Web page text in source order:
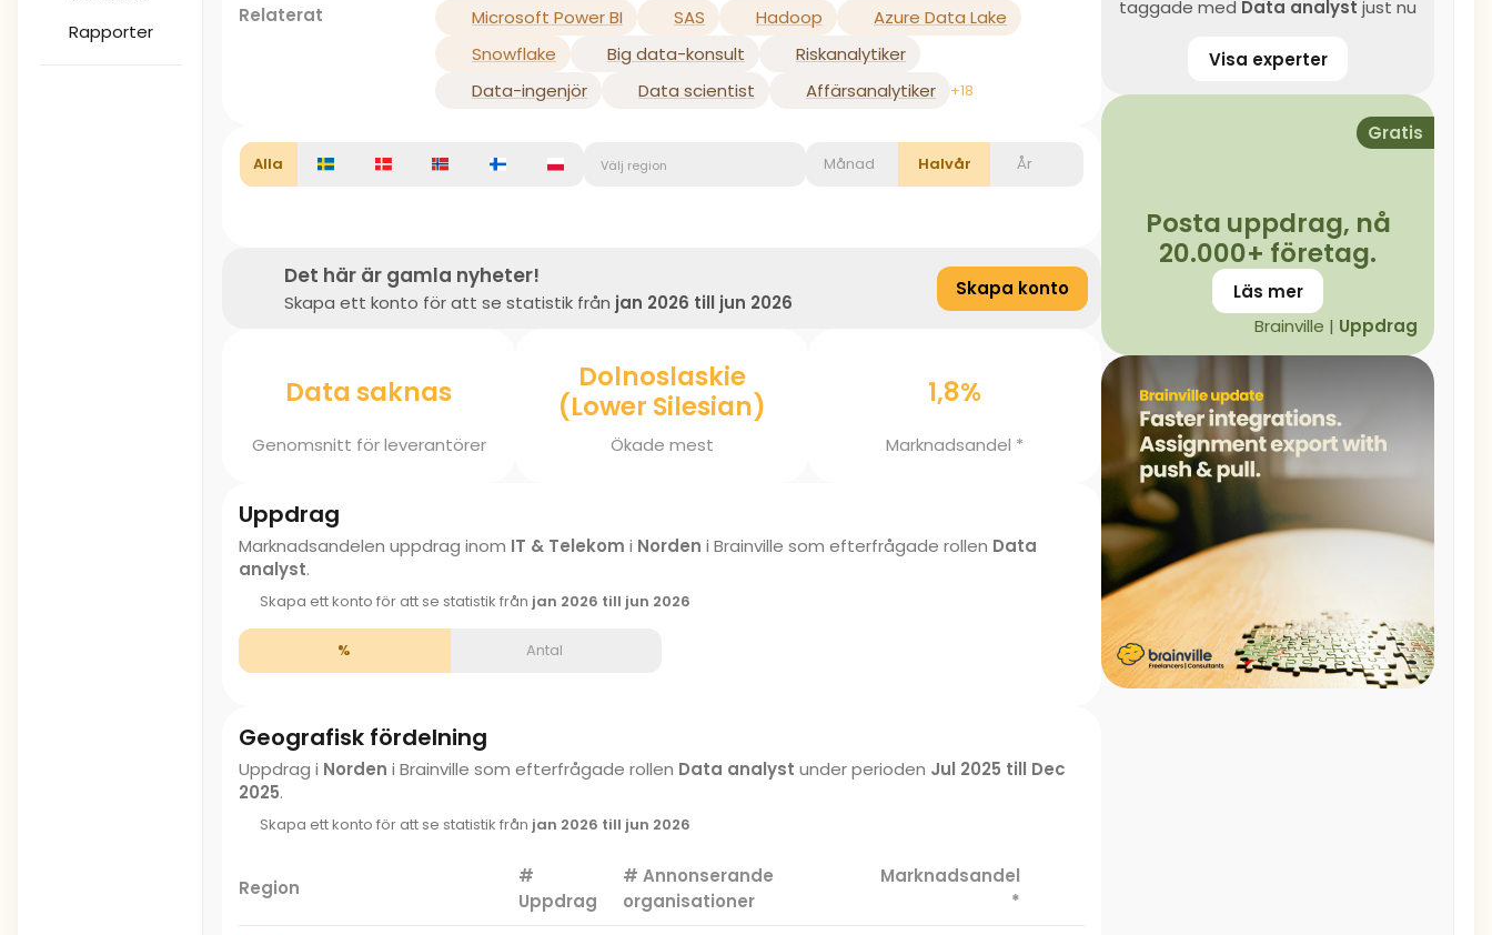
Rapporter
Relaterat
Microsoft Power BI SAS Hadoop
Azure Data Lake
Snowflake
Big data-konsult
Riskanalytiker
Data-ingenjör
Data scientist Affärsanalytiker +18
Alla Välj region Månad Halvår År
Det här är gamla nyheter!
Skapa ett konto för att se statistik från jan 2026 till jun 2026
Skapa konto
Data saknas
Genomsnitt för leverantörer
Dolnoslaskie
(Lower Silesian)
Ökade mest
1,8%
Marknadsandel *
Uppdrag
Marknadsandelen uppdrag inom IT & Telekom i Norden i Brainville som efterfrågade rollen Data
analyst.
Skapa ett konto för att se statistik från jan 2026 till jun 2026
% Antal
Geografisk fördelning
Uppdrag i Norden i Brainville som efterfrågade rollen Data analyst under perioden Jul 2025 till Dec
2025.
Skapa ett konto för att se statistik från jan 2026 till jun 2026
Region
#
Uppdrag
# Annonserande
organisationer
Marknadsandel
*
taggade med Data analyst just nu
Visa experter
Gratis
Posta uppdrag, nå
20.000+ företag.
Läs mer
Brainville | Uppdrag